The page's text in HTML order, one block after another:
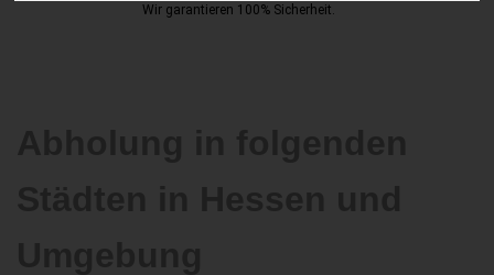
Wir garantieren 100% Sicherheit.